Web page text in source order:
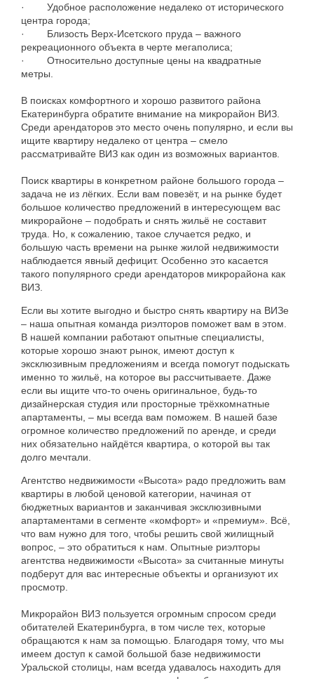
· Удобное расположение недалеко от исторического
центра города;
· Близость Верх-Исетского пруда – важного
рекреационного объекта в черте мегаполиса;
· Относительно доступные цены на квадратные
метры
В поисках комфортного и хорошо развитого района
Екатеринбурга обратите внимание на микрорайон ВИЗ
Среди арендаторов это место очень популярно и если вы
ищите квартиру недалеко от центра – смело
рассматривайте ВИЗ как один из возможных вариантов
Поиск квартиры в конкретном районе большого города –
задача не из лёгких Если вам повезёт, и на рынке будет
большое количество предложений в интересующем вас
микрорайоне – подобрать и снять жильё не составит
труда
Но к сожалению такое случается редко и
большую часть времени на рынке жилой недвижимости
наблюдается явный дефицит. Особенно это касается
такого популярного среди арендаторов микрорайона как
ВИЗ
Если вы хотите выгодно и быстро снять квартиру на ВИЗе
– наша опытная команда риэлторов поможет вам в этом
В нашей компании работают опытные специалисты
которые хорошо знают рынок имеют доступ к
эксклюзивным предложениям и всегда помогут подыскать
именно то жильё на которое вы рассчитываете
Даже
если вы ищите что-то очень оригинальное будь-то
дизайнерская студия или просторные трёхкомнатные
апартаменты , – мы всегда вам поможем В нашей базе
огромное количество предложений по аренде и среди
них обязательно найдётся квартира о которой вы так
долго мечтали
Агентство недвижимости «Высота» радо предложить вам
квартиры в любой ценовой категории начиная от
бюджетных вариантов и заканчивая эксклюзивными
апартаментами в сегменте «комфорт» и «премиум». Всё
что вам нужно для того чтобы решить свой жилищный
вопрос , – это обратиться к нам Опытные риэлторы
агентства недвижимости «Высота» за считанные минуты
подберут для вас интересные объекты и организуют их
просмотр
Микрорайон ВИЗ пользуется огромным спросом среди
обитателей Екатеринбурга в том числе тех которые
обращаются к нам за помощью Благодаря тому, что мы
имеем доступ к самой большой базе недвижимости
Уральской столицы нам всегда удавалось находить для